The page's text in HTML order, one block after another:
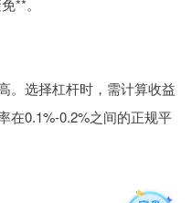
**。
。选择杠杆时，需计算收益
在0.1%-0.2%之间的正规平